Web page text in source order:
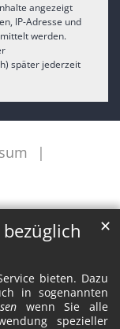
bieten. Dazu
in sogenannten
wenn Sie alle
spezieller
✕
angezeigt
IP-Adresse und
werden.
später jederzeit